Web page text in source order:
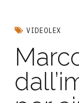
VIDEOLEX